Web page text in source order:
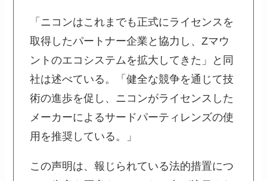
「ニコンはこれまでも正式にライセンスを
取得したパートナー企業と協力し、Zマウ
ントのエコシステムを拡大してきた」と同
社は述べている。「健全な競争を通じて技
術の進歩を促し、ニコンがライセンスした
メーカーによるサードパーティレンズの使
用を推奨している。」
この声明は、報じられている法的措置につ